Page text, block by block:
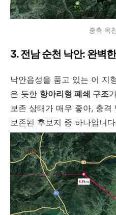
중축 옥
3. 전남 순천 낙안: 완벽
낙안읍성을 품고 있는 이 지
은 듯한 항아리형 폐쇄 구조
보존 상태가 매우 좋아, 충
보존된 후보지 중 하나입니